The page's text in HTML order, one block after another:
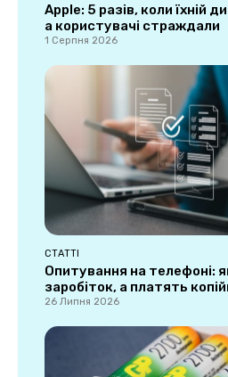
Apple: 5 разів, коли їхній
а користувачі страждали
1 Серпня 2026
СТАТТІ
Опитування на телефоні:
заробіток, а платять
26 Липня 2026